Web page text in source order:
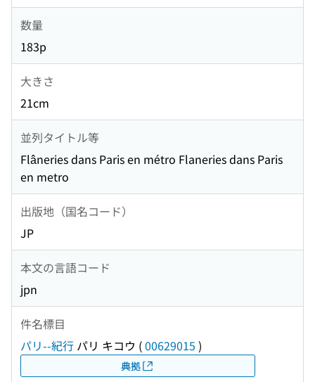
数量
183p
大きさ
21cm
並列タイトル等
Flâneries dans Paris en métro Flaneries dans Paris
en metro
出版地（国名コード）
JP
本文の言語コード
jpn
件名標目
パリ--紀行 パリ キコウ (00629015 )
典拠